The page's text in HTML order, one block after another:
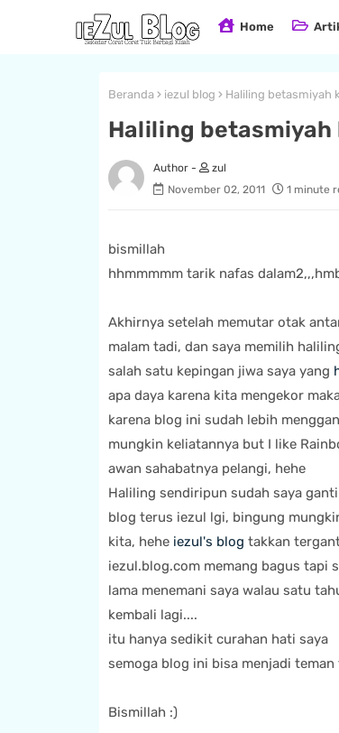
Home
Beranda iezul blog Haliling betasmiyah
Haliling betasmiyah
zul
November 02, 2011
1 minute
bismillah
hhmmmmm tarik nafas
Akhirnya setelah memutar otak
malam tadi, dan saya memilih
salah satu kepingan jiwa saya yang
apa daya karena kita mengekor
karena blog ini sudah lebih
mungkin keliatannya but I like
awan sahabatnya pelangi, hehe
Haliling sendiripun sudah saya
blog terus iezul lgi, bingung
kita, hehe iezul's blog takkan
iezul.blog.com memang bagus tapi
lama menemani saya walau satu
kembali lagi....
itu hanya sedikit curahan hati saya
semoga blog ini bisa menjadi
Bismillah :)